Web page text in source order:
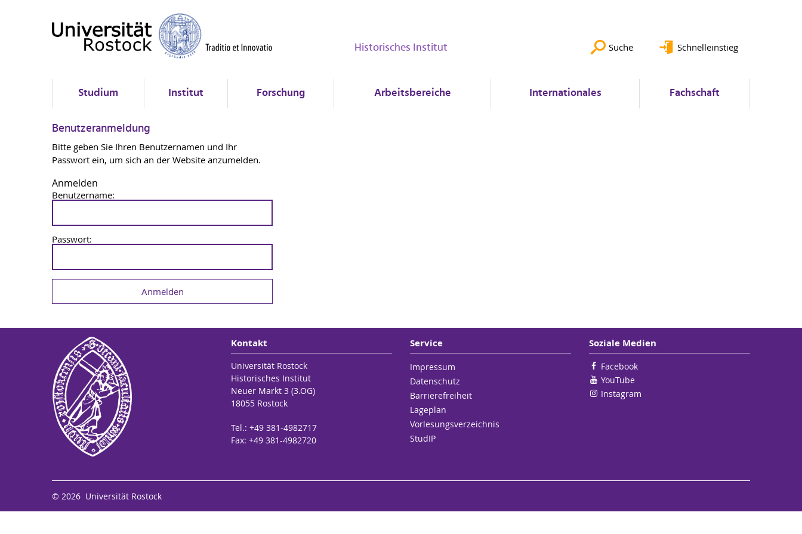
Historisches Institut Suche Schnelleinstieg
Studium Institut Forschung Arbeitsbereiche Internationales Fachschaft
Benutzeranmeldung
Bitte geben Sie Ihren Benutzernamen und Ihr
Passwort ein, um sich an der Website anzumelden.
Anmelden
Benutzername:
Passwort:
Kontakt
Universität Rostock
Historisches Institut
Neuer Markt 3 (3.OG)
18055 Rostock
Tel.: +49 381-4982717
Fax: +49 381-4982720
Service
Impressum
Datenschutz
Barrierefreiheit
Lageplan
Vorlesungsverzeichnis
StudIP
Soziale Medien
Facebook
YouTube
Instagram
© 2026 Universität Rostock